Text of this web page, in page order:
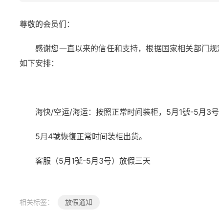
尊敬的会员们：
感谢您一直以来的信任和支持，根据国家相关部门
如下安排：
海快/空运/海运：按照正常时间装柜，5月1號-5月3
5月4號恢復正常时间装柜出货。
客服（5月1號-5月3号）放假三天
相关标签： 放假通知